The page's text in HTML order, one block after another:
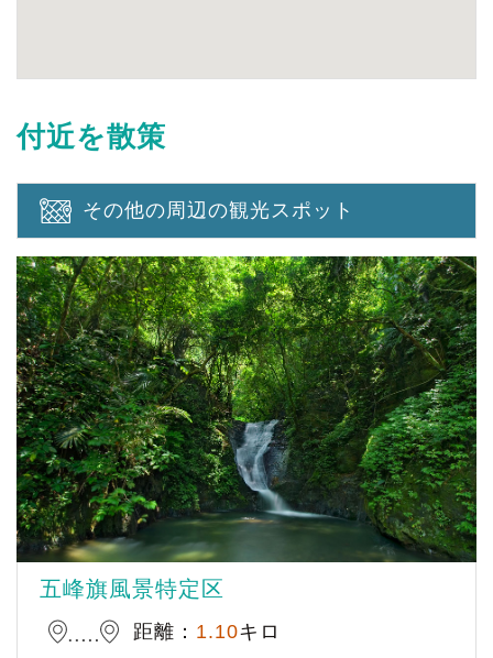
付近を散策
その他の周辺の観光スポット
五峰旗風景特定区
距離： 1.10キロ